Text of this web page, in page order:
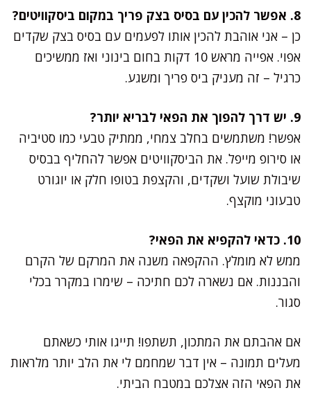
8. אפשר להכין עם בסיס בצק פריך במקום ביסקוויטים?
כן – אני אוהבת להכין אותו לפעמים עם בסיס בצק שקדים
אפוי. אפייה מראש 10 דקות בחום בינוני ואז ממשיכים
כרגיל – זה מעניק ביס פריך ומשגע.
9. יש דרך להפוך את הפאי לבריא יותר?
אפשר! משתמשים בחלב צמחי, ממתיק טבעי כמו סטיביה
או סירופ מייפל. את הביסקוויטים אפשר להחליף בבסיס
שיבולת שועל ושקדים, והקצפת בטופו חלק או יוגורט
טבעוני מוקצף.
10. כדאי להקפיא את הפאי?
ממש לא מומלץ. ההקפאה משנה את המרקם של הקרם
והבננות. אם נשארה לכם חתיכה – שימרו במקרר בכלי
סגור.
אם אהבתם את המתכון, תשתפו! תייגו אותי כשאתם
מעלים תמונה – אין דבר שמחמם לי את הלב יותר מלראות
את הפאי הזה אצלכם במטבח הביתי.